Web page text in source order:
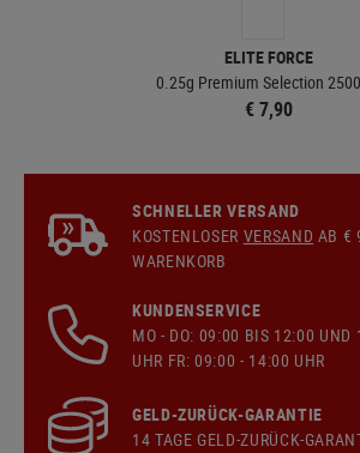
ELITE FORCE
0.25g Premium Selection
€ 7,90
SCHNELLER VERSAND
KOSTENLOSER VERSAND AB €
WARENKORB
KUNDENSERVICE
MO - DO: 09:00 BIS 12:00
UHR FR: 09:00 - 14:00 UHR
GELD-ZURÜCK-GARANTIE
14 TAGE GELD-ZURÜCK-